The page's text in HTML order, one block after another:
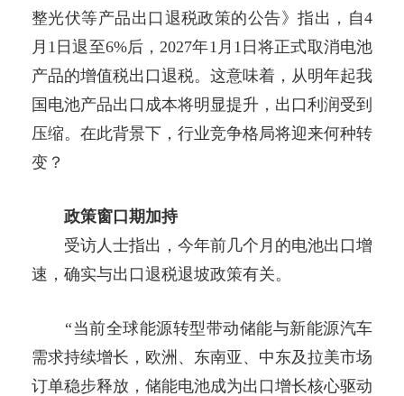
整光伏等产品出口退税政策的公告》指出，自4
月1日退至6%后，2027年1月1日将正式取消电池
产品的增值税出口退税。这意味着，从明年起我
国电池产品出口成本将明显提升，出口利润受到
压缩。在此背景下，行业竞争格局将迎来何种转
变？
政策窗口期加持
受访人士指出，今年前几个月的电池出口增
速，确实与出口退税退坡政策有关。
“当前全球能源转型带动储能与新能源汽车
需求持续增长，欧洲、东南亚、中东及拉美市场
订单稳步释放，储能电池成为出口增长核心驱动